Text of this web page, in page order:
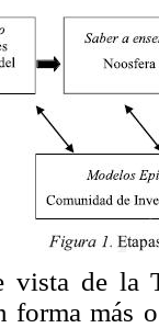
vista de la
forma más